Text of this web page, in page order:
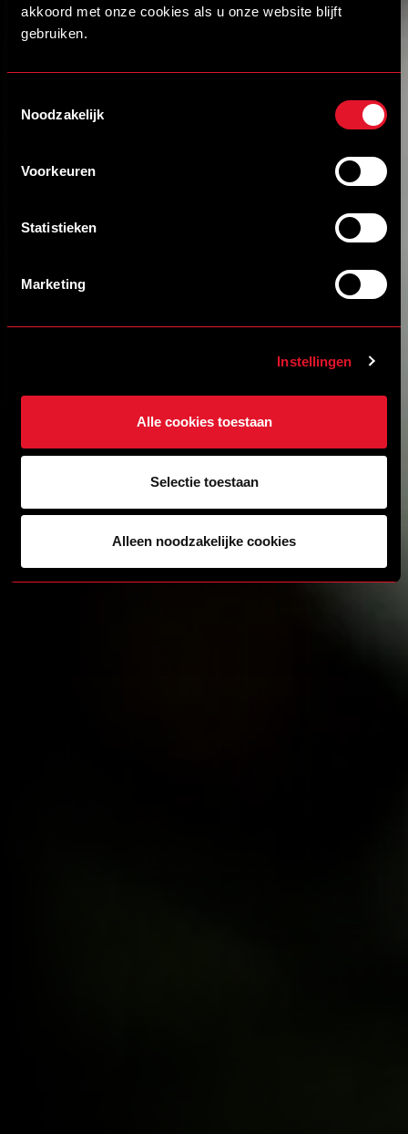
akkoord met onze cookies als u onze website blijft
gebruiken.
Noodzakelijk
Voorkeuren
Statistieken
Marketing
Instellingen
Alle cookies toestaan
Selectie toestaan
Alleen noodzakelijke cookies